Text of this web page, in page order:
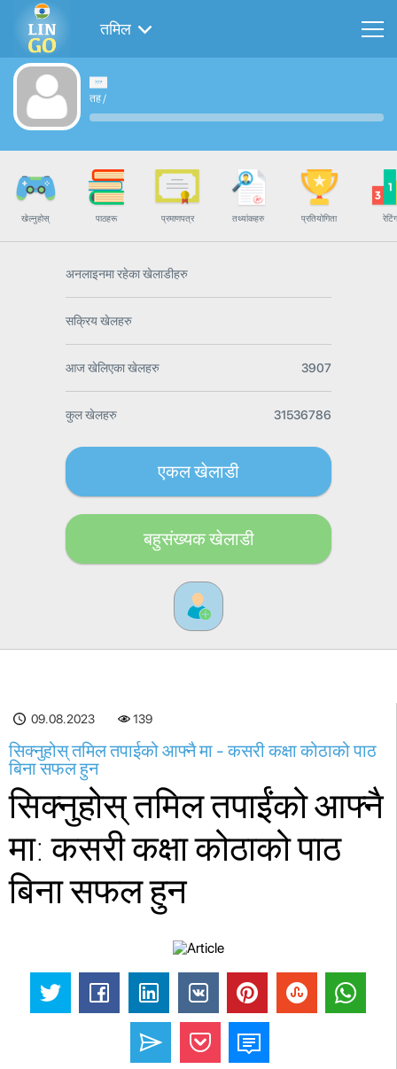
तमिल
तह/
खेल्नुहोस् पाठहरू प्रमाणपत्र तथ्यांकहरु प्रतियोगिता रेटिंग
अनलाइनमा रहेका खेलाडीहरु
सक्रिय खेलहरु
आज खेलिएका खेलहरु 3907
कुल खेलहरु 31536786
एकल खेलाडी
बहुसंख्यक खेलाडी
09.08.2023 139
सिक्नुहोस् तमिल तपाईको आफ्नै मा - कसरी कक्षा कोठाको पाठ
बिना सफल हुन
सिक्नुहोस् तमिल तपाईंको आफ्नै
मा: कसरी कक्षा कोठाको पाठ
बिना सफल हुन